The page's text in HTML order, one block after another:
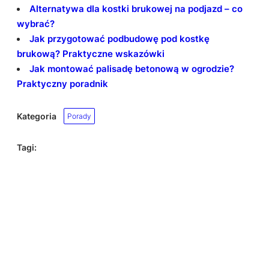
Alternatywa dla kostki brukowej na podjazd – co
wybrać?
Jak przygotować podbudowę pod kostkę
brukową? Praktyczne wskazówki
Jak montować palisadę betonową w ogrodzie?
Praktyczny poradnik
Kategoria Porady
Tagi: